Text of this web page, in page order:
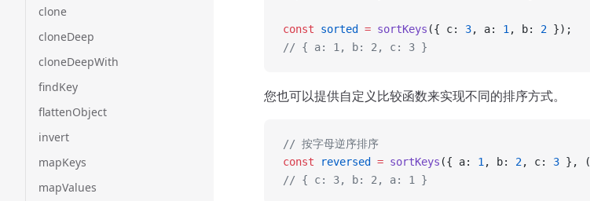
clone
cloneDeep
cloneDeepWith
findKey
flattenObject
invert
mapKeys
mapValues
const sorted = sortKeys ({ c: 3, a: 1 , b: 2 });
// { a: 1, b: 2, c: 3 }
您也可以提供自定义比较函数来实现不同的排序方式。
// 按字母逆序排序
const reversed = sortKeys ({ a: 1 , b: 2, c: 3 }, (
// { c: 3, b: 2, a: 1 }